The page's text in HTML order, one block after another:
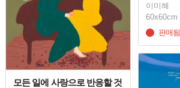
이미혜
60x60cm
판매됨
모든 일에 사랑으로 반응할 것